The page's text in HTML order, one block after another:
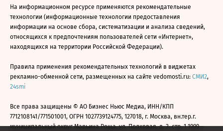
На информационном ресурсе применяются рекомендательные
технологии (информационные технологии предоставления
информации на основе сбора, систематизации и анализа сведений,
относящихся к предпочтениям пользователей сети «Интернет»,
находящихся на территории Российской Федерации).
Правила применения рекомендательных технологий в виджетах
рекламно-обменной сети, размещенных на сайте vedomosti.ru: СМИ2,
24smi
Все права защищены © АО Бизнес Ньюс Медиа, ИНН/КПП
7712108141/771501001, ОГРН 1027739124775, 127018, г. Москва, вн.тер.г.
муниципальный округ Марьина Роща, ул. Полковая, д. 3, стр. 1 1999—